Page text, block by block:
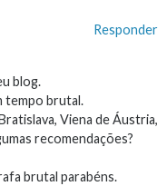
blog.
tempo brutal.
Viena de Áustria,
recomendações?
brutal parabéns.
Responder